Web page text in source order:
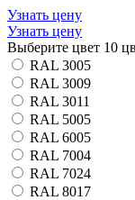
Узнать цену
Узнать цену
Выберите цвет 10
RAL 3005
RAL 3009
RAL 3011
RAL 5005
RAL 6005
RAL 7004
RAL 7024
RAL 8017